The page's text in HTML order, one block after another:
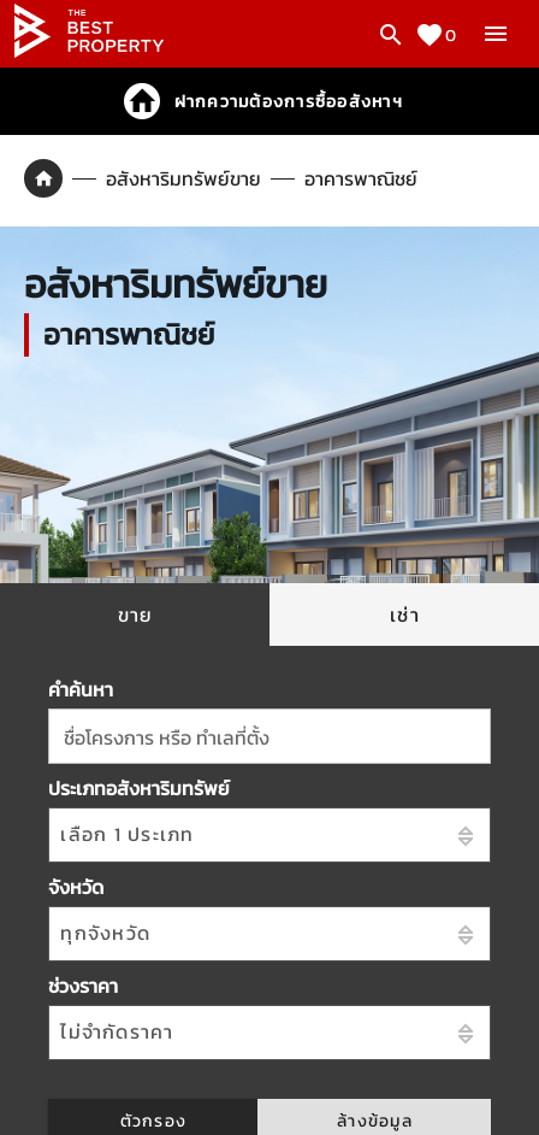
0
ฝากความต้องการซื้ออสังหาฯ
อสังหาริมทรัพย์ขาย อาคารพาณิชย์
อสังหาริมทรัพย์ขาย
อาคารพาณิชย์
ขาย เช่า
คำค้นหา
ชื่อโครงการ หรือ ทำเลที่ตั้ง
ประเภทอสังหาริมทรัพย์
เลือก 1 ประเภท
จังหวัด
ทุกจังหวัด
ช่วงราคา
ไม่จำกัดราคา
ตัวกรอง ล้างข้อมูล